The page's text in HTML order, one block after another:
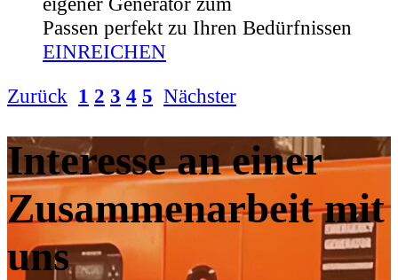
Passen perfekt zu Ihren Bedürfnissen
EINREICHEN
Zurück 1 2 3 4 5 Nächster
Interesse an einer
Zusammenarbeit mit
uns